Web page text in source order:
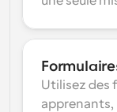
Utilisez des
apprenants,